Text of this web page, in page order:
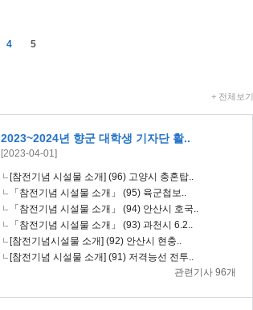
4 5
+ 전체보기
2023~2024년 향군 대학생 기자단 활..
[2023-04-01]
[참전기념 시설물 소개] (96) 고양시 충혼탑..
「참전기념 시설물 소개」 (95) 육군첩보..
「참전기념 시설물 소개」 (94) 안산시 호국..
「참전기념 시설물 소개」 (93) 과천시 6.2..
[참전기념시설물 소개] (92) 안산시 현충..
[참전기념 시설물 소개] (91) 저격능선 전투..
관련기사 96개